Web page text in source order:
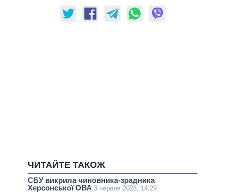
ЧИТАЙТЕ ТАКОЖ
СБУ викрила чиновника-зрадника
Херсонської ОВА 3 червня 2023, 14:29